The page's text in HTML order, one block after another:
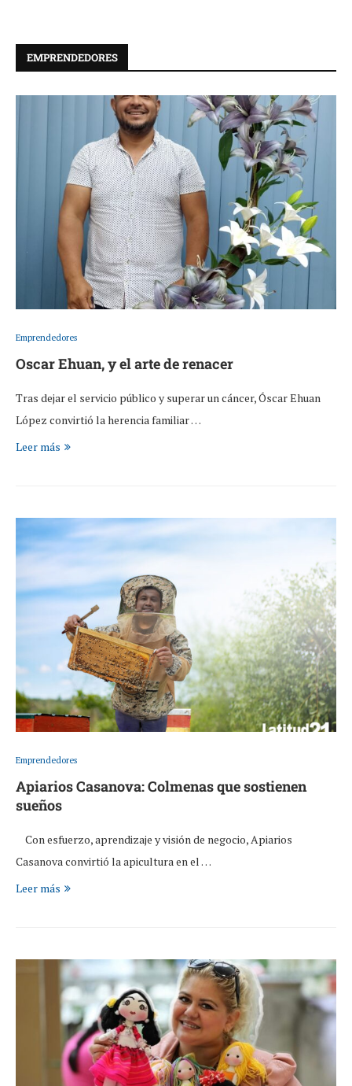
EMPRENDEDORES
Emprendedores
Oscar Ehuan, y el arte de renacer
Tras dejar el servicio público y superar un cáncer, Óscar Ehuan
López convirtió la herencia familiar …
Leer más
Emprendedores
Apiarios Casanova: Colmenas que sostienen
sueños
Con esfuerzo, aprendizaje y visión de negocio, Apiarios
Casanova convirtió la apicultura en el …
Leer más